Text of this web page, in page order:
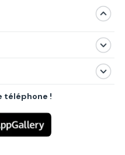
téléphone !